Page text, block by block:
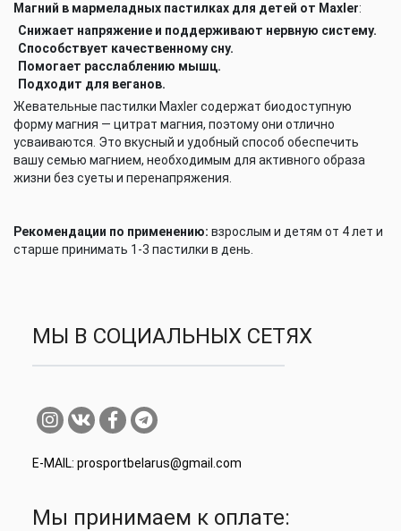
Магний в мармеладных пастилках для детей от Maxler:
Снижает напряжение и поддерживают нервную систему.
Способствует качественному сну.
Помогает расслаблению мышц.
Подходит для веганов.
Жевательные пастилки Maxler содержат биодоступную
форму магния — цитрат магния, поэтому они отлично
усваиваются. Это вкусный и удобный способ обеспечить
вашу семью магнием, необходимым для активного образа
жизни без суеты и перенапряжения.
Рекомендации по применению: взрослым и детям от 4 лет и
старше принимать 1-3 пастилки в день.
МЫ В СОЦИАЛЬНЫХ СЕТЯХ
E-MAIL: prosportbelarus@gmail.com
Мы принимаем к оплате: